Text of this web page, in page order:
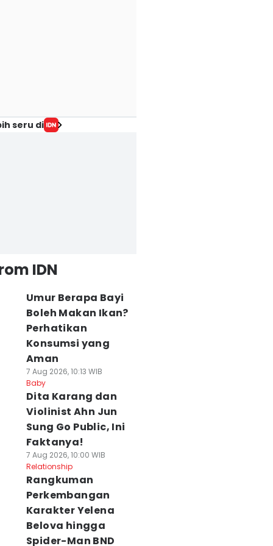
seru di
IDN
Umur Berapa Bayi
Boleh Makan Ikan?
Perhatikan
Konsumsi yang
Aman
7 Aug 2026, 10:13 WIB
Baby
Dita Karang dan
Violinist Ahn Jun
Sung Go Public, Ini
Faktanya!
7 Aug 2026, 10:00 WIB
Relationship
Rangkuman
Perkembangan
Karakter Yelena
Belova hingga
Spider-Man BND